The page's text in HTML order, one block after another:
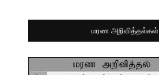
மரண அறிவித்தல்கள்